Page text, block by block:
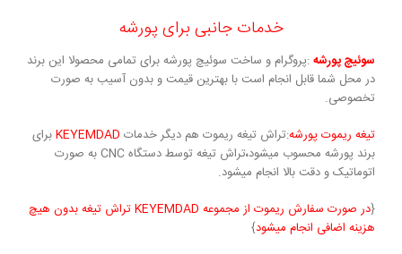
خدمات جانبی برای پورشه
سوئیچ پورشه:پروگرام و ساخت سوئیچ پورشه برای تمامی محصولا این برند
در محل شما قابل انجام است با بهترین قیمت و بدون آسیب به صورت
تخصوصی.
تیغه ریموت پورشه:تراش تیغه ریموت هم دیگر خدمات KEYEMDADبرای
برند پورشه محسوب میشود،
تراش تیغه توسط دستگاه CNC به صورت
اتوماتیک و دقت بالا انجام میشود.
{در صورت سفارش ریموت از مجموعه KEYEMDAD
تراش تیغه بدون هیچ
هزینه اضافی انجام میشود}